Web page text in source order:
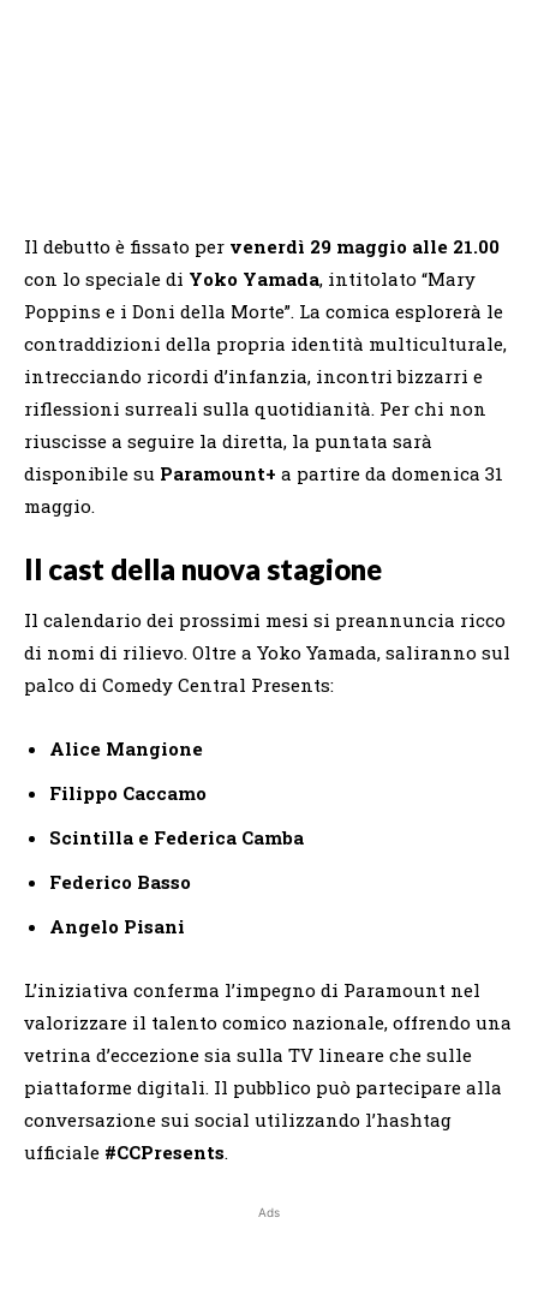
Il debutto è fissato per venerdì 29 maggio alle 21.00
con lo speciale di Yoko Yamada, intitolato “Mary
Poppins e i Doni della Morte”. La comica esplorerà le
contraddizioni della propria identità multiculturale,
intrecciando ricordi d’infanzia, incontri bizzarri e
riflessioni surreali sulla quotidianità. Per chi non
riuscisse a seguire la diretta, la puntata sarà
disponibile su Paramount+ a partire da domenica 31
maggio.
Il cast della nuova stagione
Il calendario dei prossimi mesi si preannuncia ricco
di nomi di rilievo. Oltre a Yoko Yamada, saliranno sul
palco di Comedy Central Presents:
Alice Mangione
Filippo Caccamo
Scintilla e Federica Camba
Federico Basso
Angelo Pisani
L’iniziativa conferma l’impegno di Paramount nel
valorizzare il talento comico nazionale, offrendo una
vetrina d’eccezione sia sulla TV lineare che sulle
piattaforme digitali. Il pubblico può partecipare alla
conversazione sui social utilizzando l’hashtag
ufficiale #CCPresents.
Ads